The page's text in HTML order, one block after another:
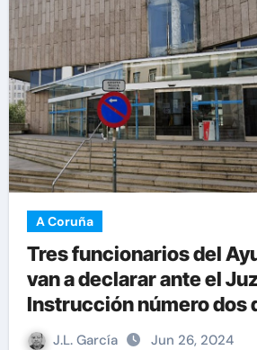
A Coruña
Tres funcionarios del
van a declarar ante el
Instrucción número dos
J.L. García Jun 26, 2024